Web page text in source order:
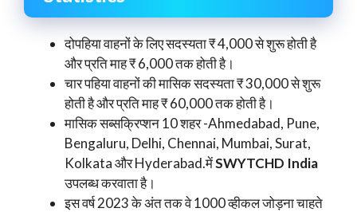
दोपहिया वाहनों के लिए सदस्यता ₹ 4,000 से शुरू होती है
और प्रति माह ₹ 6,000 तक होती है।
चार पहिया वाहनों की मासिक सदस्यता ₹ 30,000 से शुरू
होती है और प्रति माह ₹ 60,000 तक होती है।
मासिक सब्सक्रिप्शन 10 शहर -Ahmedabad, Pune,
Bengaluru, Delhi, Chennai, Mumbai, Surat,
Kolkata और Hyderabad.मेंSWYTCHD India
उपलब्ध करवाता है।
इस वर्ष 2023 के अंत तक वे 1000 व्हीकल जोड़ना चाहते